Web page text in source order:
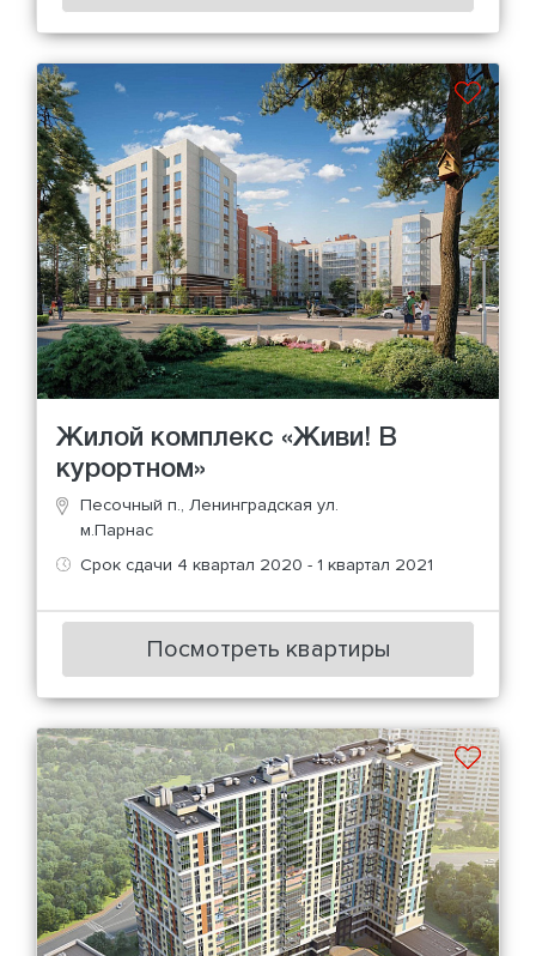
Жилой комплекс «Живи! В
курортном»
Песочный п., Ленинградская ул.
м.Парнас
Срок сдачи 4 квартал 2020 - 1 квартал 2021
Посмотреть квартиры